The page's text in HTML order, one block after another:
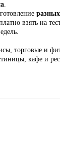
.
взять на
торговые и
кафе и